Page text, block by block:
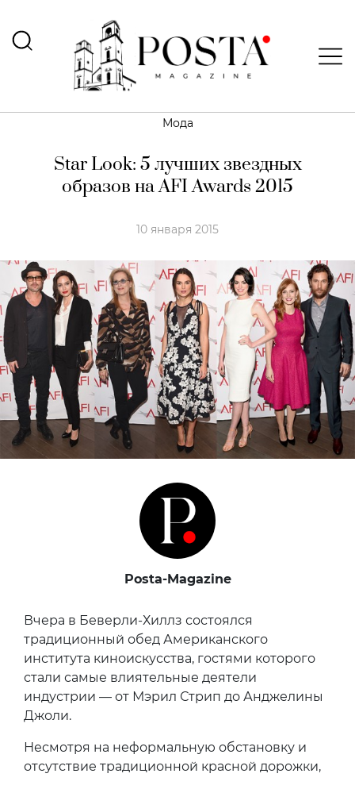
Мода
Star Look: 5 лучших звездных
образов на AFI Awards 2015
10 января 2015
Posta-Magazine
Вчера в Беверли-Хиллз состоялся
традиционный обед Американского
института киноискусства, гостями которого
стали самые влиятельные деятели
индустрии — от Мэрил Стрип до Анджелины
Джоли.
Несмотря на неформальную обстановку и
отсутствие традиционной красной дорожки,